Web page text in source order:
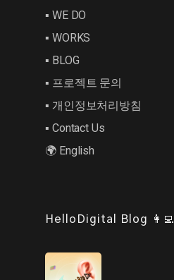
▪︎ WE DO
▪︎ WORKS
▪︎ BLOG
▪︎ 프로젝트 문의
▪︎ 개인정보처리방침
▪︎ Contact Us
🌍 English
HelloDigital Blog 👩‍💻